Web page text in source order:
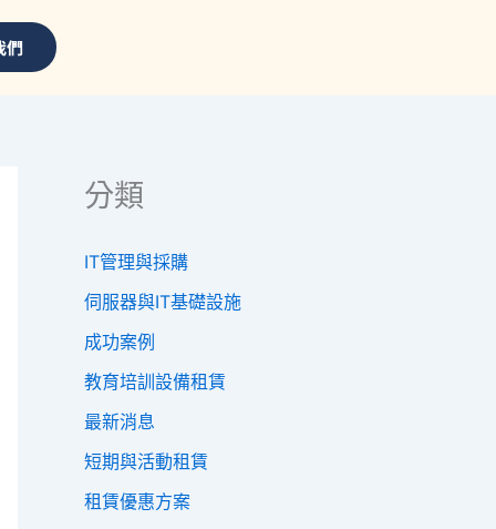
們
分類
IT管理與採購
伺服器與IT基礎設施
成功案例
教育培訓設備租賃
最新消息
短期與活動租賃
租賃優惠方案